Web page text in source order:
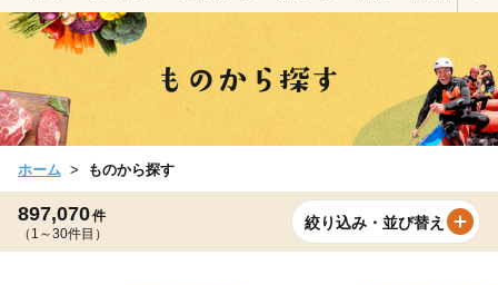
ホーム ものから探す
897,070件
（1～30件目）
絞り込み・並び替え